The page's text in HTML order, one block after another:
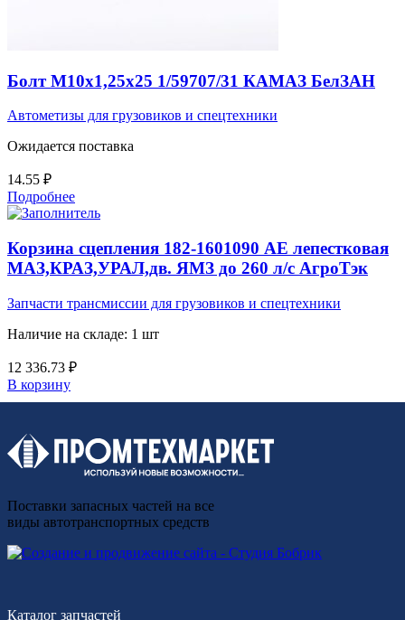
Болт М10х1,25х25 1/59707/31 КАМАЗ БелЗАН
Автометизы для грузовиков и спецтехники
Ожидается поставка
14.55 ₽
Подробнее
Корзина сцепления 182-1601090 АЕ лепестковая
МАЗ,КРАЗ,УРАЛ,дв. ЯМЗ до 260 л/с АгроТэк
Запчасти трансмиссии для грузовиков и спецтехники
Наличие на складе: 1 шт
12 336.73 ₽
В корзину
Поставки запасных частей на все
виды автотранспортных средств
Каталог запчастей